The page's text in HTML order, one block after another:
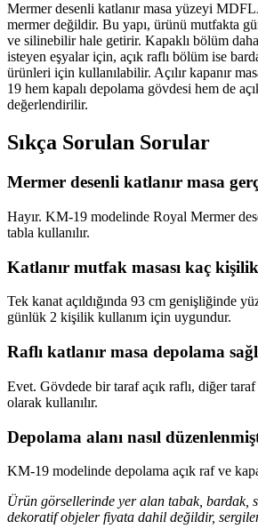
Mermer desenli katlanır masa yüzeyi
mermer değildir. Bu yapı, ürünü mutfakta
ve silinebilir hale getirir. Kapaklı bölüm
isteyen eşyalar için, açık raflı bölüm ise
ürünleri için kullanılabilir. Açılır kapanır
19 hem kapalı depolama gövdesi hem de
değerlendirilir.
Sıkça Sorulan Sorular
Mermer desenli katlanır masa
Hayır. KM-19 modelinde Royal Mermer
tabla kullanılır.
Katlanır mutfak masası kaç
Tek kanat açıldığında 93 cm genişliğinde
günlük 2 kişilik kullanım için uygundur.
Raflı katlanır masa depolama
Evet. Gövdede bir taraf açık raflı, diğer taraf
olarak kullanılır.
Depolama alanı nasıl
KM-19 modelinde depolama açık raf ve
Ürün görsellerinde yer alan tabak, bardak,
dekoratif objeler fiyata dahil değildir,